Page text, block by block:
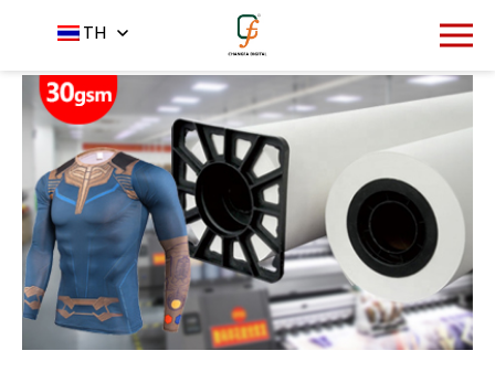
TH
หน้าหลัก - ผลิตภัณฑ์ กระดาษระเหิด